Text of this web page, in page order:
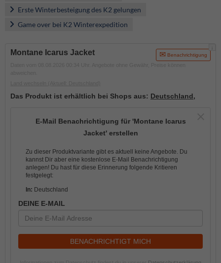
Erste Winterbesteigung des K2 gelungen
Game over bei K2 Winterexpedition
Montane Icarus Jacket Benachrichtigung
Das Produkt ist erhältlich bei Shops aus: Deutschland,
E-Mail Benachrichtigung für 'Montane Icarus
Jacket' erstellen
Zu dieser Produktvariante gibt es aktuell keine Angebote. Du
kannst Dir aber eine kostenlose E-Mail Benachrichtigung
anlegen! Du hast für diese Erinnerung folgende Kritieren
festgelegt:
In: Deutschland
DEINE E-MAIL
BENACHRICHTIGT MICH